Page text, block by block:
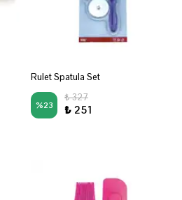
Rulet Spatula Set
%23
₺ 327
₺ 251